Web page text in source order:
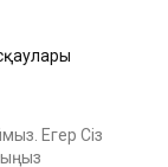
Егер Сіз